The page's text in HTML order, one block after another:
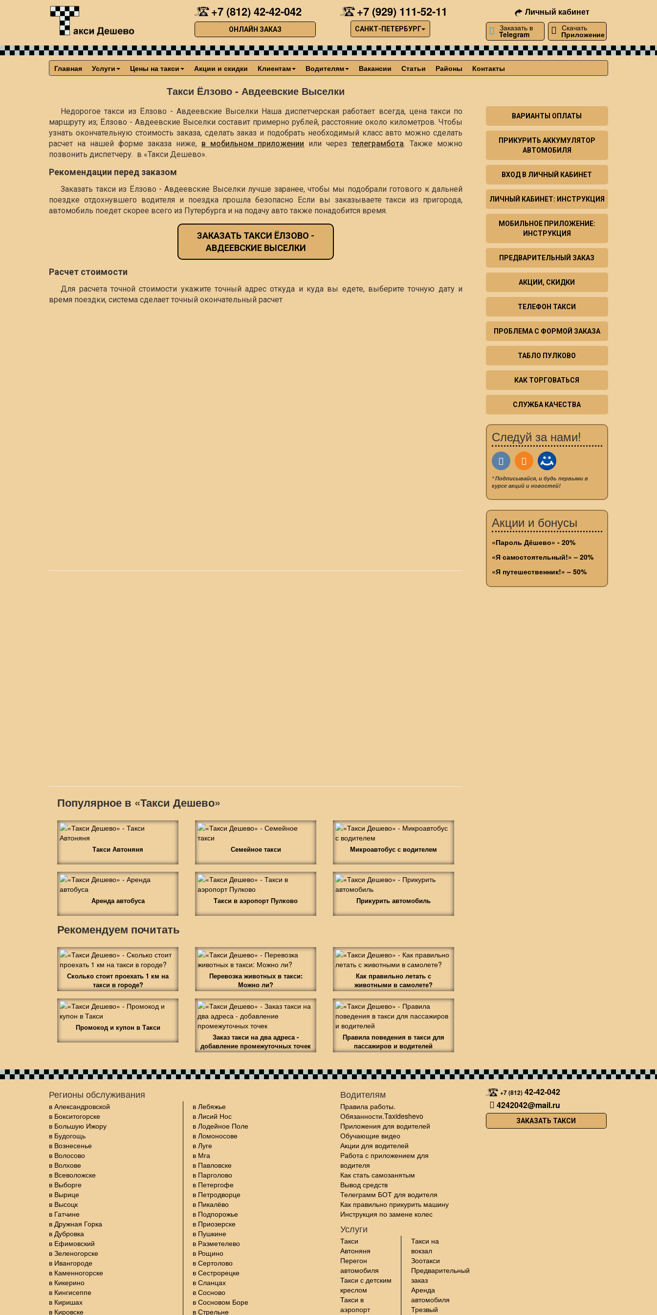
+7 (812) 42-42-042
ОНЛАЙН ЗАКАЗ
+7 (929) 111-52-11
САНКТ-ПЕТЕРБУРГ
Личный кабинет
Заказать в
Telegram
Скачать
Приложение
Главная Услуги Цены на такси Акции и скидки Клиентам Водителям Вакансии Статьи Районы Контакты
Такси Ёлзово - Авдеевские Выселки
Недорогое такси из Ёлзово - Авдеевские Выселки Наша диспетчерская работает всегда, цена такси по
маршруту из; Ёлзово - Авдеевские Выселки составит примернорублей, расстояние около километров. Чтобы
узнать окончательную стоимость заказа, сделать заказ и подобрать необходимый класс авто можно сделать
расчет на нашей форме заказа ниже, в мобильном приложении или черезтелеграмбота. Также можно
позвонить диспетчеру. в «Такси Дешево».
Рекомендации перед заказом
Заказать такси из Ёлзово - Авдеевские Выселки лучше заранее, чтобы мы подобрали готового к дальней
поездке отдохнувшего водителя и поездка прошла безопасно Если вы заказываете такси из пригорода,
автомобиль поедет скорее всего из Путербурга и на подачу авто также понадобится время.
ЗАКАЗАТЬ ТАКСИ ЁЛЗОВО -
АВДЕЕВСКИЕ ВЫСЕЛКИ
Расчет стоимости
Для расчета точной стоимости укажите точный адрес откуда и куда вы едете, выберите точную дату и
время поездки, система сделает точный окончательный расчет
Популярное в «Такси Дешево»
Такси Автоняня Семейное такси Микроавтобус с водителем
Аренда автобуса Такси в аэропорт Пулково Прикурить автомобиль
Рекомендуем почитать
Сколько стоит проехать 1 км на
такси в городе?
Перевозка животных в такси:
Можно ли?
Как правильно летать с
животными в самолете?
Промокод и купон в Такси
Заказ такси на два адреса -
добавление промежуточных точек
Правила поведения в такси для
пассажиров и водителей
ВАРИАНТЫ ОПЛАТЫ
ПРИКУРИТЬ АККУМУЛЯТОР
АВТОМОБИЛЯ
ВХОД В ЛИЧНЫЙ КАБИНЕТ
ЛИЧНЫЙ КАБИНЕТ: ИНСТРУКЦИЯ
МОБИЛЬНОЕ ПРИЛОЖЕНИЕ:
ИНСТРУКЦИЯ
ПРЕДВАРИТЕЛЬНЫЙ ЗАКАЗ
АКЦИИ, СКИДКИ
ТЕЛЕФОН ТАКСИ
ПРОБЛЕМА С ФОРМОЙ ЗАКАЗА
ТАБЛО ПУЛКОВО
КАК ТОРГОВАТЬСЯ
СЛУЖБА КАЧЕСТВА
Следуй за нами!
* Подписывайся, и будь первыми в
курсе акций и новостей!
Акции и бонусы
«Пароль Дёшево» - 20%
«Я самостоятельный!» – 20%
«Я путешественник!» – 50%
Регионы обслуживания
в Александровской
в Бокситогорске
в Большую Ижору
в Будогощь
в Вознесенье
в Волосово
в Волхове
в Всеволожске
в Выборге
в Вырице
в Высоцк
в Гатчине
в Дружная Горка
в Дубровка
в Ефимовский
в Зеленогорске
в Ивангороде
в Каменногорске
в Кикерино
в Кингисеппе
в Киришах
в Кировске
в Лебяжье
в Лисий Нос
в Лодейное Поле
в Ломоносове
в Луге
в Мга
в Павловске
в Парголово
в Петергофе
в Петродворце
в Пикалёво
в Подпорожье
в Приозерске
в Пушкине
в Разметелево
в Рощино
в Сертолово
в Сестрорецке
в Сланцах
в Сосново
в Сосновом Боре
в Стрельне
Водителям
Правила работы.
Обязанности.Taxideshevo
Приложения для водителей
Обучающие видео
Акции для водителей
Работа с приложением для
водителя
Как стать самозанятым
Вывод средств
Телеграмм БОТ для водителя
Как правильно прикурить машину
Инструкция по замене колес
Услуги
Такси
Автоняня
Перегон
автомобиля
Такси с детским
креслом
Такси в
аэропорт
Такси на
вокзал
Зоотакси
Предварительный
заказ
Аренда
автомобиля
Трезвый
+7 (812) 42-42-042
4242042@mail.ru
ЗАКАЗАТЬ ТАКСИ